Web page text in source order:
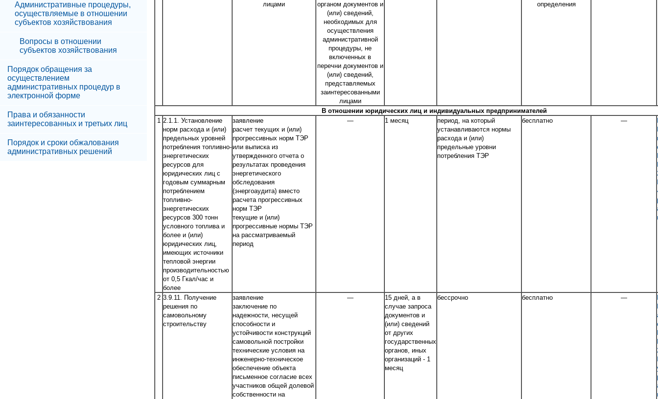
Административные процедуры,
осуществляемые в отношении
субъектов хозяйствования
Вопросы в отношении
субъектов хозяйствования
Порядок обращения за
осуществлением
административных процедур в
электронной форме
Права и обязанности
заинтересованных и третьих лиц
Порядок и сроки обжалования
административных решений
лицами
органом документов и
(или) сведений,
необходимых для
осуществления
административной
процедуры, не
включенных в
перечни документов и
(или) сведений,
представляемых
заинтересованными
лицами
определения
В отношении юридических лиц и индивидуальных предпринимателей
1 2.1.1. Установление
норм расхода и (или)
предельных уровней
потребления топливно-
энергетических
ресурсов для
юридических лиц с
годовым суммарным
потреблением
топливно-
энергетических
ресурсов 300 тонн
условного топлива и
более и (или)
юридических лиц,
имеющих источники
тепловой энергии
производительностью
от 0,5 Гкал/час и
более
заявление
расчет текущих и (или)
прогрессивных норм ТЭР
или выписка из
утвержденного отчета о
результатах проведения
энергетического
обследования
(энергоаудита) вместо
расчета прогрессивных
норм ТЭР
текущие и (или)
прогрессивные нормы ТЭР
на рассматриваемый
период
― 1 месяц
период, на который
устанавливаются нормы
расхода и (или)
предельные уровни
потребления ТЭР
бесплатно ―
2 3.9.11. Получение
решения по
самовольному
строительству
заявление
заключение по
надежности, несущей
способности и
устойчивости конструкций
самовольной постройки
технические условия на
инженерно-техническое
обеспечение объекта
письменное согласие всех
участников общей долевой
собственности на
―
15 дней, а в
случае запроса
документов и
(или) сведений
от других
государственных
органов, иных
организаций - 1
месяц
бессрочно бесплатно ―